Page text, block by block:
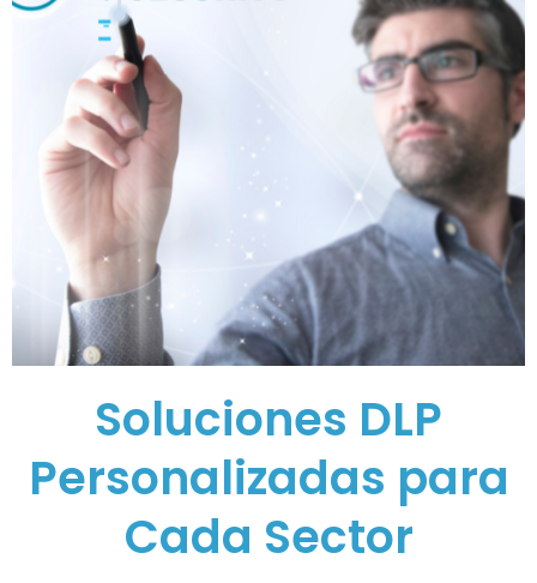
Soluciones DLP
Personalizadas para
Cada Sector